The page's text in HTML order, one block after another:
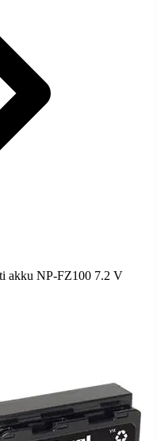
akku NP-FZ100 7.2 V